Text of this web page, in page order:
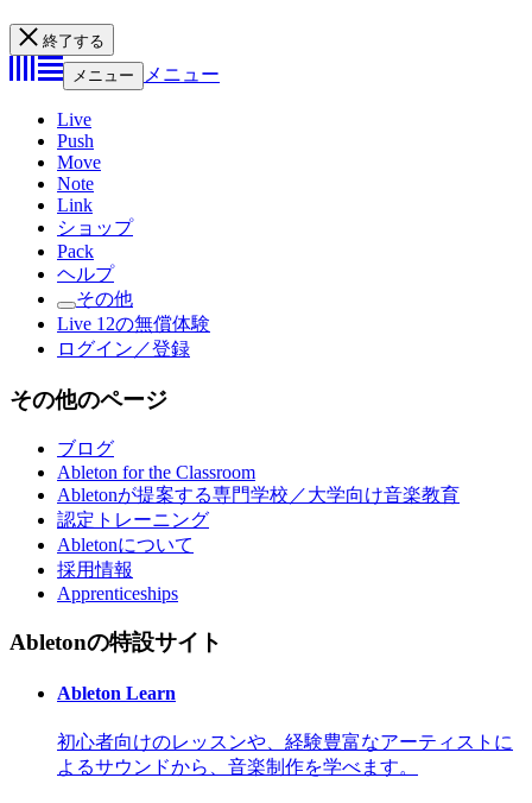
終了する
メニュー
メニュー
Live
Push
Move
Note
Link
ショップ
Pack
ヘルプ
その他
Live 12の無償体験
ログイン／登録
その他のページ
ブログ
Ableton for the Classroom
Abletonが提案する専門学校／大学向け音楽教育
認定トレーニング
Abletonについて
採用情報
Apprenticeships
Abletonの特設サイト
Ableton Learn
初心者向けのレッスンや、経験豊富なアーティストに
よるサウンドから、音楽制作を学べます。